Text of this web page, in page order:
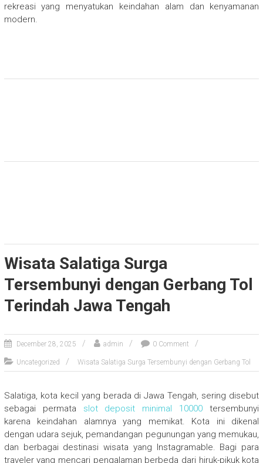
rekreasi yang menyatukan keindahan alam dan kenyamanan
modern.
Wisata Salatiga Surga
Tersembunyi dengan Gerbang Tol
Terindah Jawa Tengah
December 28, 2025 admin 0 Comment
Uncategorized Wisata Salatiga Surga Tersembunyi dengan Gerbang Tol
Salatiga, kota kecil yang berada di Jawa Tengah, sering disebut
sebagai permata slot deposit minimal 10000 tersembunyi
karena keindahan alamnya yang memikat. Kota ini dikenal
dengan udara sejuk, pemandangan pegunungan yang memukau,
dan berbagai destinasi wisata yang Instagramable. Bagi para
traveler yang mencari pengalaman berbeda dari hiruk-pikuk kota